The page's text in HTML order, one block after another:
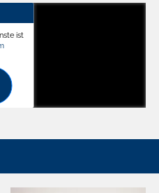
ist